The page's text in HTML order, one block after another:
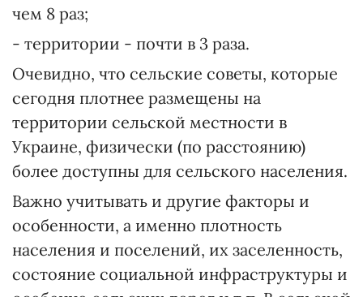
чем 8 раз;
- территории - почти в 3 раза.
Очевидно, что сельские советы, которые
сегодня плотнее размещены на
территории сельской местности в
Украине, физически (по расстоянию)
более доступны для сельского населения.
Важно учитывать и другие факторы и
особенности, а именно плотность
населения и поселений, их заселенность,
состояние социальной инфраструктуры и